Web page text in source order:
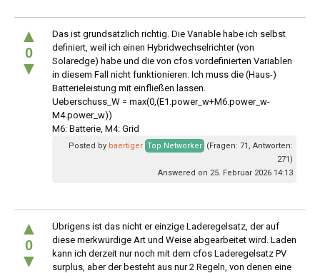
▲
0
▼
Das ist grundsätzlich richtig. Die Variable habe ich selbst
definiert, weil ich einen Hybridwechselrichter (von
Solaredge) habe und die von cfos vordefinierten Variablen
in diesem Fall nicht funktionieren. Ich muss die (Haus-)
Batterieleistung mit einfließen lassen.
Ueberschuss_W = max(0,(E1.power_w+M6.power_w-
M4.power_w))
M6: Batterie, M4: Grid
Posted by baertiger Top Networker (Fragen: 71, Antworten:
271)
Answered on 25. Februar 2026 14:13
▲
0
▼
Übrigens ist das nicht er einzige Laderegelsatz, der auf
diese merkwürdige Art und Weise abgearbeitet wird. Laden
kann ich derzeit nur noch mit dem cfos Laderegelsatz PV
surplus, aber der besteht aus nur 2 Regeln, von denen eine